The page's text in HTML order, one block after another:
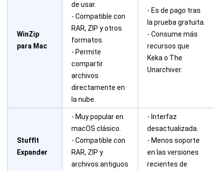
WinZip
para Mac
de usar.
- Compatible con
RAR, ZIP y otros
formatos.
- Permite
compartir
archivos
directamente en
la nube.
- Es de pago tras
la prueba gratuita.
- Consume más
recursos que
Keka o The
Unarchiver.
StuffIt
Expander
- Muy popular en
macOS clásico.
- Compatible con
RAR, ZIP y
archivos antiguos
- Interfaz
desactualizada.
- Menos soporte
en las versiones
recientes de